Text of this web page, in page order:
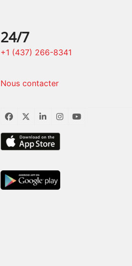
24/7
+1 (437) 266-8341
Nous contacter
Facebook
TwitterLinkedInInstagram
YouTube